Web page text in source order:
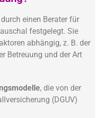
durch einen Berater für
festgelegt. Sie
abhängig, z. B. der
Betreuung und der Art
, die von der
(DGUV)